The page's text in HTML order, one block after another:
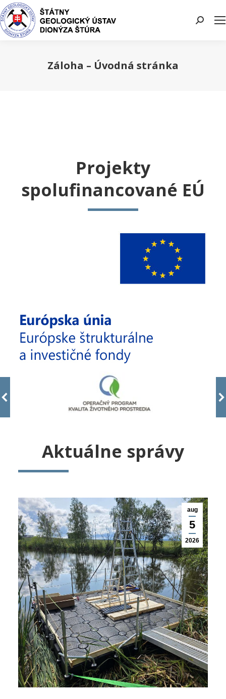
Search:
Záloha – Úvodná stránka
Projekty
spolufinancované EÚ
Aktuálne správy
aug
5
2026